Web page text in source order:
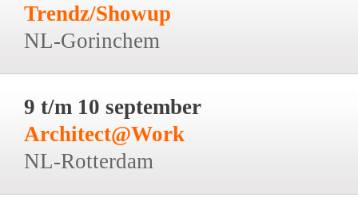
Trendz/Showup
NL-Gorinchem
9 t/m 10 september
Architect@Work
NL-Rotterdam